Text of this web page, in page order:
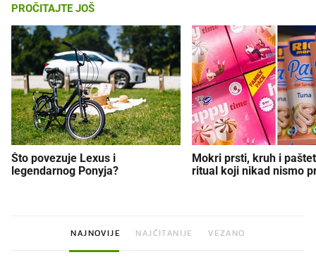
PROČITAJTE JOŠ
Što povezuje Lexus i
legendarnog Ponyja?
Mokri prsti, kruh i
ritual koji nikad nismo
NAJNOVIJE NAJČITANIJE VEZANO